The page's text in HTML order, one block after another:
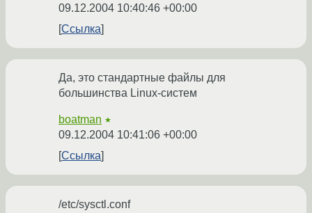
09.12.2004 10:40:46 +00:00
Ссылка
Да, это стандартные файлы для
большинства Linux-систем
boatman ★
09.12.2004 10:41:06 +00:00
Ссылка
/etc/sysctl.conf